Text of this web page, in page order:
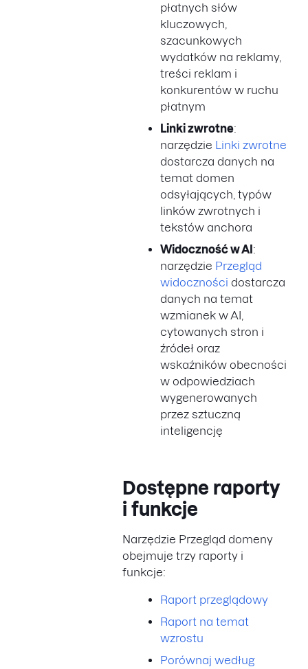
płatnych słów
kluczowych,
szacunkowych
wydatków na reklamy,
treści reklam i
konkurentów w ruchu
płatnym
Linki zwrotne:
narzędzie Linki zwrotne
dostarcza danych na
temat domen
odsyłających, typów
linków zwrotnych i
tekstów anchora
Widoczność w AI :
narzędzie Przegląd
widoczności dostarcza
danych na temat
wzmianek w AI,
cytowanych stron i
źródeł oraz
wskaźników obecności
w odpowiedziach
wygenerowanych
przez sztuczną
inteligencję
Dostępne raporty
i funkcje
Narzędzie Przegląd domeny
obejmuje trzy raporty i
funkcje:
Raport przeglądowy
Raport na temat
wzrostu
Porównaj według